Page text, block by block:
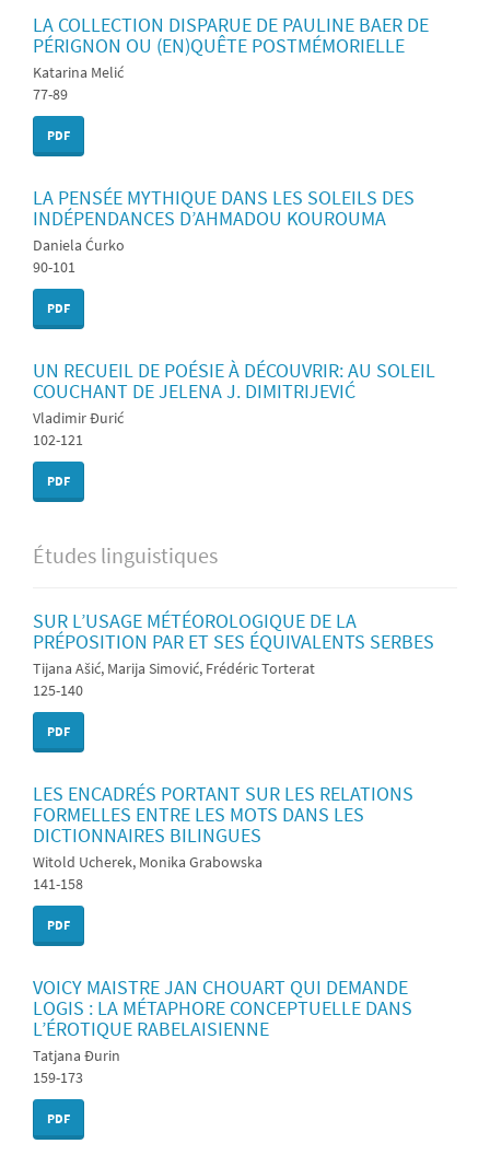
LA COLLECTION DISPARUE DE PAULINE BAER DE
PÉRIGNON OU (EN)QUÊTE POSTMÉMORIELLE
Katarina Melić
77-89
PDF
LA PENSÉE MYTHIQUE DANS LES SOLEILS DES
INDÉPENDANCES D’AHMADOU KOUROUMA
Daniela Ćurko
90-101
PDF
UN RECUEIL DE POÉSIE À DÉCOUVRIR: AU SOLEIL
COUCHANT DE JELENA J. DIMITRIJEVIĆ
Vladimir Đurić
102-121
PDF
Études linguistiques
SUR L’USAGE MÉTÉOROLOGIQUE DE LA
PRÉPOSITION PAR ET SES ÉQUIVALENTS SERBES
Tijana Ašić, Marija Simović, Frédéric Torterat
125-140
PDF
LES ENCADRÉS PORTANT SUR LES RELATIONS
FORMELLES ENTRE LES MOTS DANS LES
DICTIONNAIRES BILINGUES
Witold Ucherek, Monika Grabowska
141-158
PDF
VOICY MAISTRE JAN CHOUART QUI DEMANDE
LOGIS : LA MÉTAPHORE CONCEPTUELLE DANS
L’ÉROTIQUE RABELAISIENNE
Tatjana Đurin
159-173
PDF